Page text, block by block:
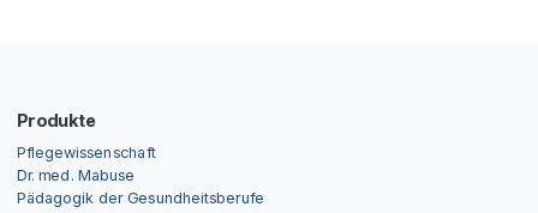
Produkte
Pflegewissenschaft
Dr. med. Mabuse
Pädagogik der Gesundheitsberufe